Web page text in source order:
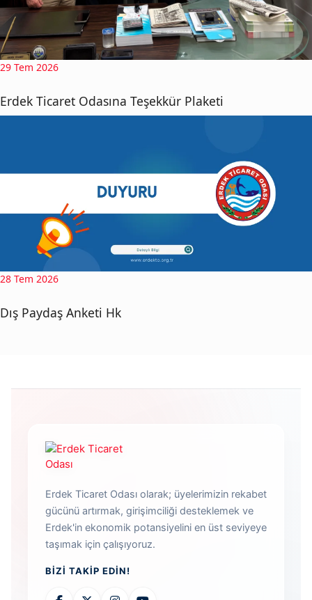
29 Tem 2026
Erdek Ticaret Odasına Teşekkür Plaketi
28 Tem 2026
Dış Paydaş Anketi Hk
Erdek Ticaret Odası olarak; üyelerimizin rekabet
gücünü artırmak, girişimciliği desteklemek ve
Erdek'in ekonomik potansiyelini en üst seviyeye
taşımak için çalışıyoruz.
BIZI TAKIP EDIN!